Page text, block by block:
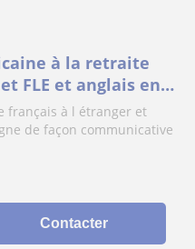
à la retraite
FLE et anglais en
français à l étranger et
de façon communicative
Contacter